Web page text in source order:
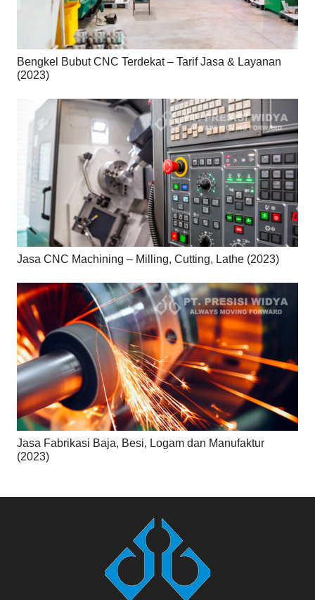
Bengkel Bubut CNC Terdekat – Tarif Jasa & Layanan
(2023)
Jasa CNC Machining – Milling, Cutting, Lathe (2023)
Jasa Fabrikasi Baja, Besi, Logam dan Manufaktur
(2023)